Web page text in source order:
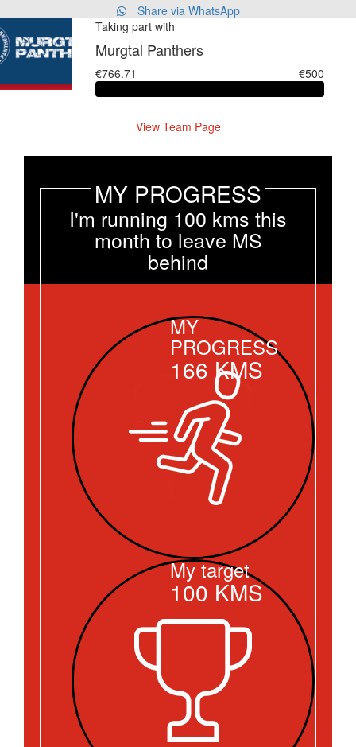
Share via WhatsApp
Taking part with
Murgtal Panthers
€766.71 €500
View Team Page
MY PROGRESS
I'm running 100 kms this
month to leave MS
behind
MY
PROGRESS
166 KMS
My target
100 KMS